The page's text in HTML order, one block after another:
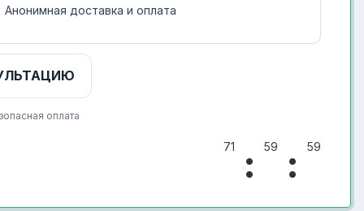
Анонимная доставка и оплата
оплата
59
59
71